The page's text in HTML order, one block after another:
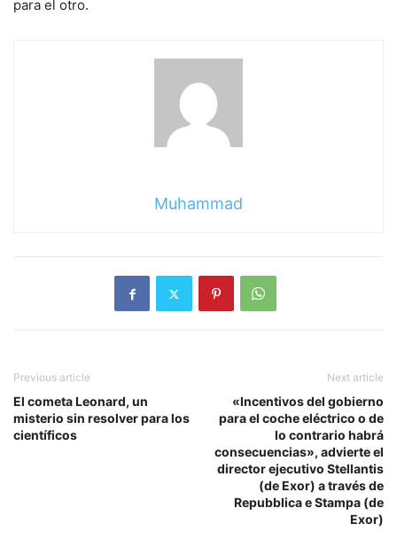
para el otro.
Muhammad
Previous article
El cometa Leonard, un
misterio sin resolver para los
científicos
Next article
«Incentivos del gobierno
para el coche eléctrico o de
lo contrario habrá
consecuencias», advierte el
director ejecutivo Stellantis
(de Exor) a través de
Repubblica e Stampa (de
Exor)